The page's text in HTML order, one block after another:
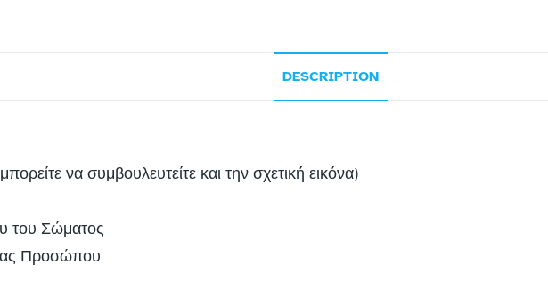
DESCRIPTION
να συμβουλευτείτε και την σχετική εικόνα)
του Σώματος
Προσώπου